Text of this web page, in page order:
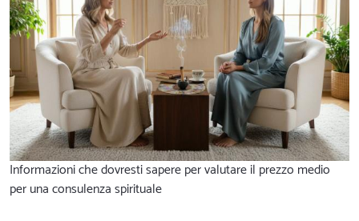
Informazioni che dovresti sapere per valutare il prezzo medio
per una consulenza spirituale